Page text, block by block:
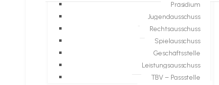
Präsidium
Jugendausschuss
Rechtsausschuss
Spielausschuss
Geschäftsstelle
Leistungsausschuss
TBV – Passstelle